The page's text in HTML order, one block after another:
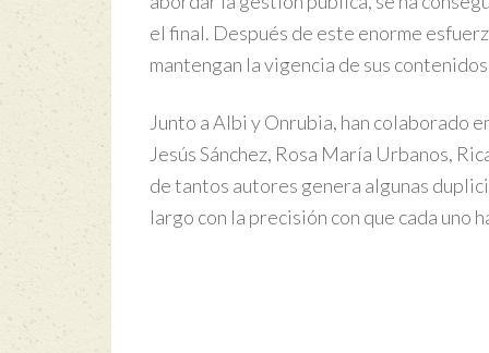
el final. Después de este enorme
mantengan la vigencia de sus
Junto a Albi y Onrubia, han
Jesús Sánchez, Rosa María Urbanos,
de tantos autores genera algunas
largo con la precisión con que cada uno